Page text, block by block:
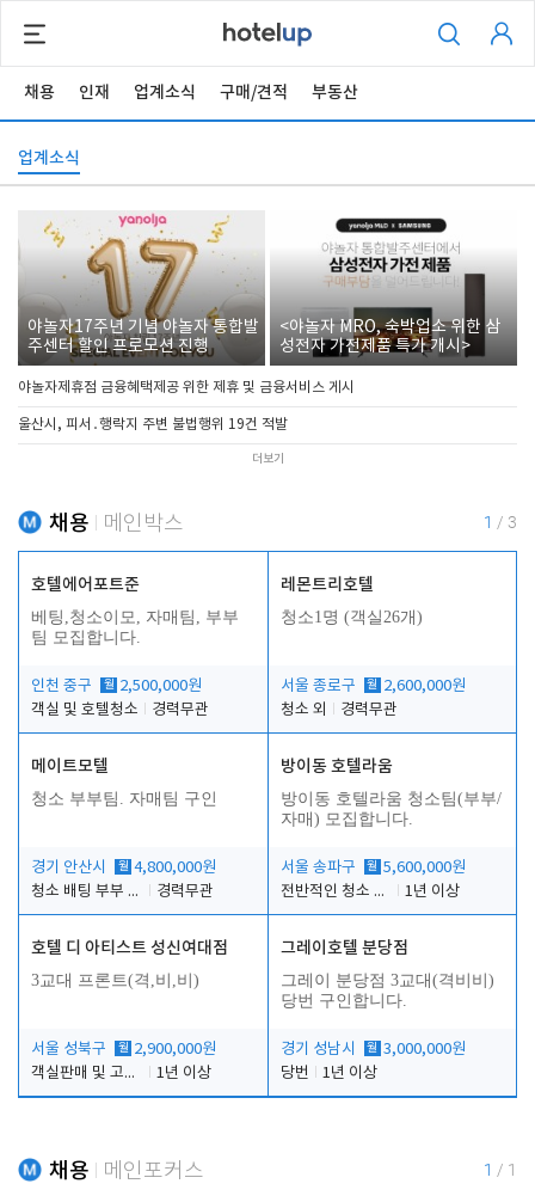
채용 인재 업계소식 구매/견적 부동산
업계소식
야놀자17주년 기념 야놀자 통합발
주센터 할인 프로모션 진행
<야놀자 MRO, 숙박업소 위한 삼
성전자 가전제품 특가 개시>
야놀자제휴점 금융혜택제공 위한 제휴 및 금융서비스 게시
울산시, 피서․행락지 주변 불법행위 19건 적발
더보기
채용 메인박스 1 / 3
호텔에어포트준
베팅,청소이모, 자매팀, 부부
팀 모집합니다.
인천 중구 월 2,500,000원
객실 및 호텔청소
경력무관
레몬트리호텔
청소1명 (객실26개)
서울 종로구 월 2,600,000원
청소 외
경력무관
메이트모텔
청소 부부팀. 자매팀 구인
경기 안산시 월 4,800,000원
청소 배팅 부부 구합니다
경력무관
방이동 호텔라움
방이동 호텔라움 청소팀(부부/
자매) 모집합니다.
서울 송파구 월 5,600,000원
전반적인 청소 업무(객실청소.객실정리)
1년 이상
호텔 디 아티스트 성신여대점
3교대 프론트(격,비,비)
서울 성북구 월 2,900,000원
객실판매 및 고객응대
1년 이상
그레이호텔 분당점
그레이 분당점 3교대(격비비)
당번 구인합니다.
경기 성남시 월 3,000,000원
당번
1년 이상
채용 메인포커스 1 / 1